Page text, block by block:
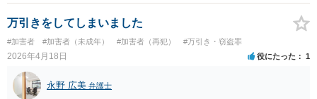
ものの、もし、コンビニがカメラ映像を確認して警察に届け出た場
合、捜査が始まる可能性は十分あります。 マスクをしていても、身
長・体型・服装・歩き方などから身元が特定されることがあります。
また、ポイントカードやクレジットカード、駅でのICカード利用など
から個人情報が分かることもあります。 Qスマホを捨てたことは有
利？ 証拠が減るのは事実ですが、防犯カメラの映像が確認されれば、
盗撮の実行行為が立証できる可能性も高いです。 証拠が少ない＝捜査
万引きをしてしまいました
#加害者 #加害者（未成年） #加害者（再犯） #万引き・窃盗罪
2026年4月18日 役にたった 1
永野 広美 弁護士